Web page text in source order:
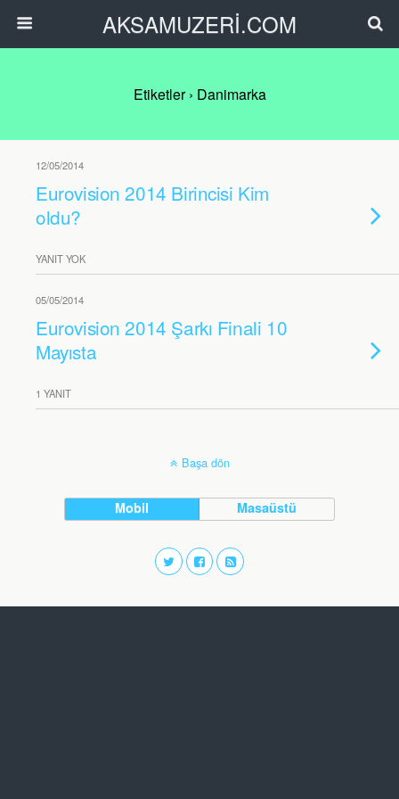
AKSAMUZERİ.COM
Etiketler › Danimarka
12/05/2014
Eurovision 2014 Birincisi Kim
oldu?
YANIT YOK
05/05/2014
Eurovision 2014 Şarkı Finali 10
Mayısta
1 YANIT
Başa dön
Mobil Masaüstü